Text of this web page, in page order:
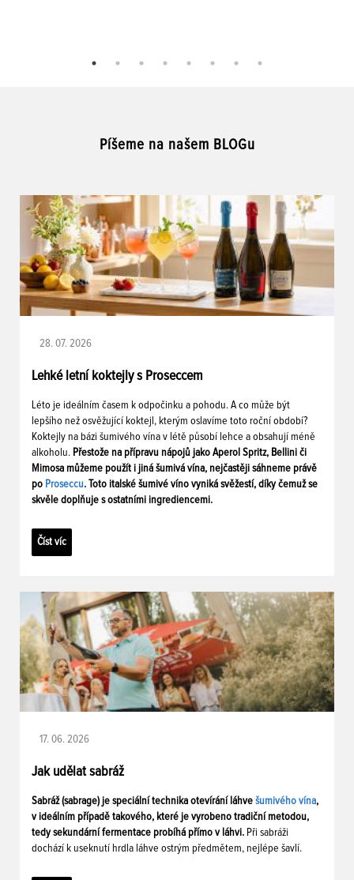
Píšeme na našem BLOGu
28. 07. 2026
Lehké letní koktejly s Proseccem
Léto je ideálním časem k odpočinku a pohodu. A co může být
lepšího než osvěžující koktejl, kterým oslavíme toto roční období?
Koktejly na bázi šumivého vína v létě působí lehce a obsahují méně
alkoholu. Přestože na přípravu nápojů jako Aperol Spritz, Bellini či
Mimosa můžeme použít i jiná šumivá vína, nejčastěji sáhneme právě
po Proseccu. Toto italské šumivé víno vyniká svěžestí, díky čemuž se
skvěle doplňuje s ostatními ingrediencemi.
Číst víc
17. 06. 2026
Jak udělat sabráž
Sabráž (sabrage) je speciální technika otevírání láhve šumivého vína,
v ideálním případě takového, které je vyrobeno tradiční metodou,
tedy sekundární fermentace probíhá přímo v láhvi. Při sabráži
dochází k useknutí hrdla láhve ostrým předmětem, nejlépe šavlí.